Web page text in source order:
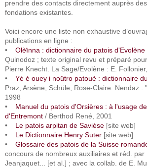
prendre des contacts directement auprès
fondations existantes.
Voici encore une liste non exhaustive
publications en ligne :
•
Olèïnna : dictionnaire du patois d'Evolène
Quinodoz ; texte original revu et préparé
Pierre Knecht. La Sage/Evolène : E.
• Yè é ouey i noûtro patouè : dictionnaire
Praz, Arsène, Schüle, Rose-Claire. Nendaz :
1998
• Manuel du patois d'Orsières : à l'usage
d'Entremont / Berthod René, 2001
•
Le patois arpitan de Savièse [site web]
• Le Dictionnaire Henry Suter [site web]
• Glossaire des patois de la Suisse
concours de nombreux auxiliaires et réd. par
Jeanjaquet... [et al.] ; avec la collab. de E.